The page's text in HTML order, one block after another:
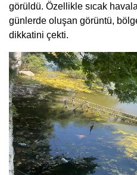
görüldü. Özellikle sıcak
günlerde oluşan görüntü,
dikkatini çekti.